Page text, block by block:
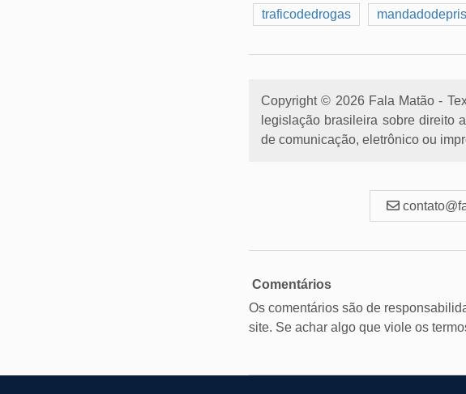
traficodedrogas
Copyright © 2026 Fala Matão -
legislação brasileira sobre direito
de comunicação, eletrônico ou
Comentários
Os comentários são de
site. Se achar algo que viole os